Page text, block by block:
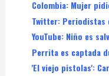
Colombia: Mujer
Twitter: Periodistas
YouTube: Niño es
Perrita es captada
'El viejo pistolas':